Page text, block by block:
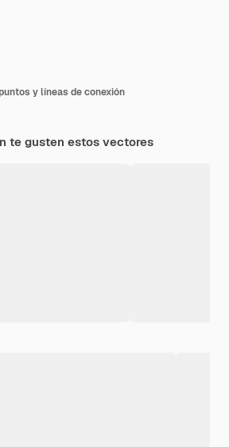
y líneas de conexión
te gusten estos vectores